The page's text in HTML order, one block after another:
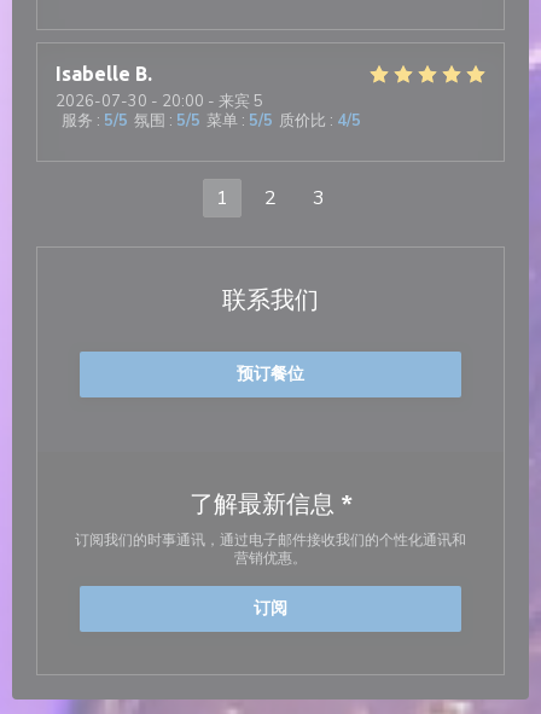
Isabelle B
2026-07-30 - 20:00 - 来宾 5
服务 : 5/5 氛围 : 5/5 菜单 : 5/5 质价比 : 4/5
1 2 3
联系我们
预订餐位
了解最新信息 *
订阅我们的时事通讯，通过电子邮件接收我们的个性化通讯和
营销优惠。
订阅